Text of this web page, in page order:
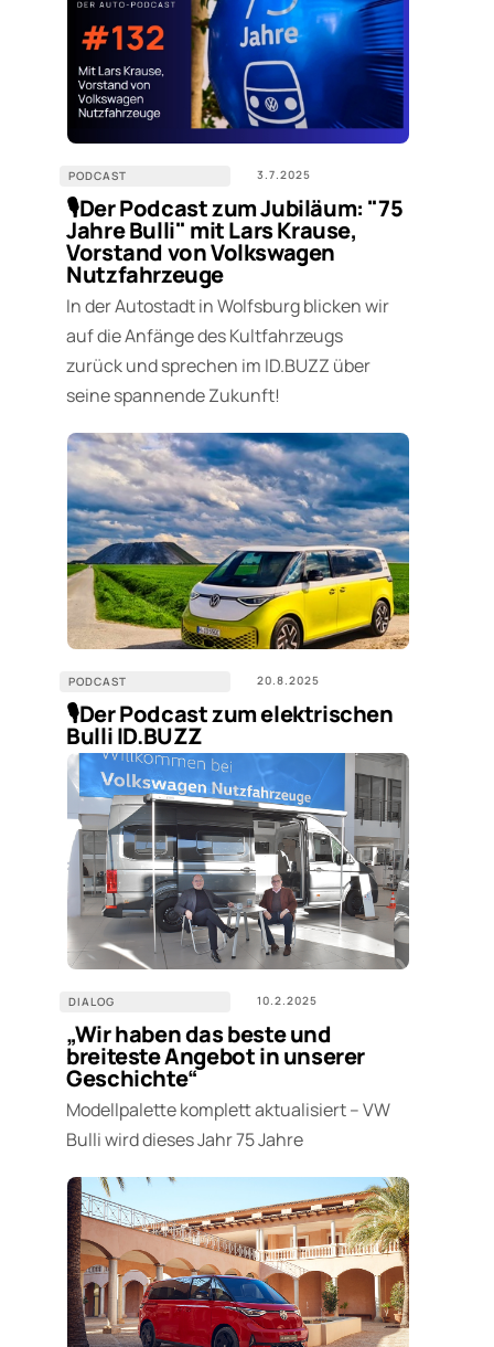
PODCAST 3.7.2025
🎙️Der Podcast zum Jubiläum: "75
Jahre Bulli" mit Lars Krause,
Vorstand von Volkswagen
Nutzfahrzeuge
In der Autostadt in Wolfsburg blicken wir
auf die Anfänge des Kultfahrzeugs
zurück und sprechen im ID.BUZZ über
seine spannende Zukunft!
PODCAST 20.8.2025
🎙️Der Podcast zum elektrischen
Bulli ID.BUZZ
DIALOG 10.2.2025
„Wir haben das beste und
breiteste Angebot in unserer
Geschichte“
Modellpalette komplett aktualisiert – VW
Bulli wird dieses Jahr 75 Jahre